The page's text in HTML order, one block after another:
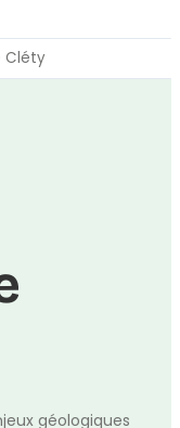
Cléty
géologiques